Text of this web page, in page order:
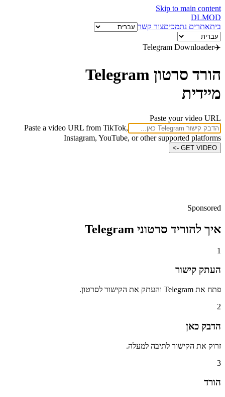
Skip to main content
DLMOD
ביתאתרים נתמכיםצור קשר
✈️
Telegram Downloader
הורד סרטון Telegram
מיידית
Paste your video URL
Paste a video URL from TikTok,
Instagram, YouTube, or other supported platforms
GET VIDEO ->
Sponsored
איך להוריד סרטוני Telegram
1
העתק קישור
פתח את Telegram והעתק את הקישור לסרטון.
2
הדבק כאן
זרוק את הקישור לתיבה למעלה.
3
הורד